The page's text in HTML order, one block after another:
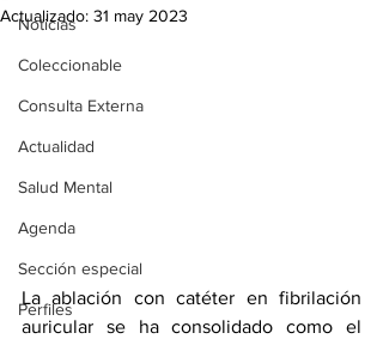
Noticias
Coleccionable
Consulta Externa
Actualidad
Salud Mental
Agenda
Sección especial
Perfiles
Actualizado: 31 may 2023
La ablación con catéter en fibrilación
auricular se ha consolidado como el